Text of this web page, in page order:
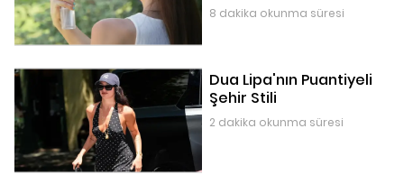
8 dakika okunma süresi
Dua Lipa'nın Puantiyeli
Şehir Stili
2 dakika okunma süresi